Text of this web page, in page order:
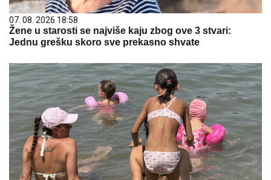
07. 08. 2026 18:58
Žene u starosti se najviše kaju zbog ove 3 stvari:
Jednu grešku skoro sve prekasno shvate